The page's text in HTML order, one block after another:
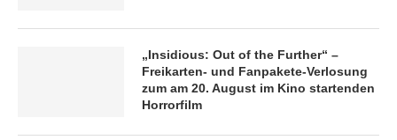
„Insidious: Out of the Further“ –
Freikarten- und Fanpakete-Verlosung
zum am 20. August im Kino startenden
Horrorfilm